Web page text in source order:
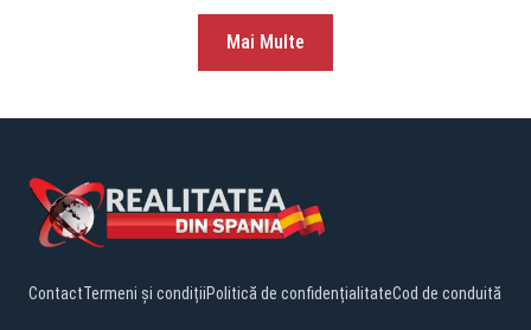
Mai Multe
ContactTermeni și condițiiPolitică de confidențialitateCod de conduită